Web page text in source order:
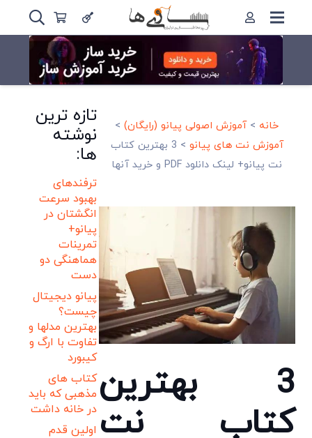
خانه >آموزش اصولی پیانو (رایگان)>
آموزش نت های پیانو >
3 بهترین کتاب
نت پیانو+ لینک دانلود PDF و خرید آنها
3 بهترین
کتاب نت
تازه ترین
نوشته
ها:
ترفندهای
بهبود سرعت
انگشتان در
پیانو+
تمرینات
هماهنگی دو
دست
پیانو دیجیتال
چیست؟
بهترین مدلها و
تفاوت با ارگ و
کیبورد
کتاب های
مذهبی که باید
در خانه داشت
اولین قدم